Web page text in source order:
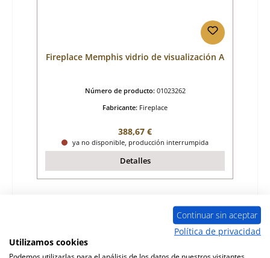
Fireplace Memphis vidrio de visualización A
Número de producto: 01023262
Fabricante: Fireplace
Precio normal:
388,67 €
ya no disponible, producción interrumpida
Detalles
Continuar sin aceptar
Política de privacidad
Utilizamos cookies